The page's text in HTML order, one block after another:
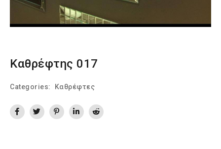
Καθρέφτης 017
Categories: Καθρέφτες